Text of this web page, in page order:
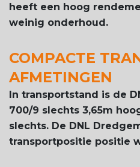
heeft een hoog
weinig onderhoud.
COMPACTE
AFMETINGEN
In transportstand is de
700/9 slechts 3,65m
slechts. De DNL
transportpositie positie